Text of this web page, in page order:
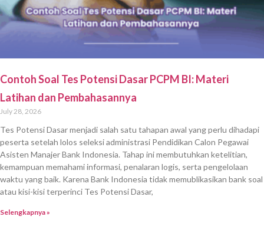
Contoh Soal Tes Potensi Dasar PCPM BI: Materi
Latihan dan Pembahasannya
July 28, 2026
Tes Potensi Dasar menjadi salah satu tahapan awal yang perlu dihadapi
peserta setelah lolos seleksi administrasi Pendidikan Calon Pegawai
Asisten Manajer Bank Indonesia. Tahap ini membutuhkan ketelitian,
kemampuan memahami informasi, penalaran logis, serta pengelolaan
waktu yang baik. Karena Bank Indonesia tidak memublikasikan bank soal
atau kisi-kisi terperinci Tes Potensi Dasar,
Selengkapnya »